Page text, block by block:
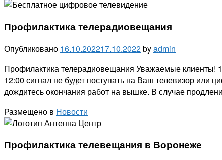
Профилактика телерадиовещания
Опубликовано 16.10.202217.10.2022byadmin
Профилактика телерадиовещания Уважаемые клиенты!
12:00 сигнал не будет поступать на Ваш телевизор или
дождитесь окончания работ на вышке. В случае
Размещено в Новости
Профилактика телевещания в Воронеже